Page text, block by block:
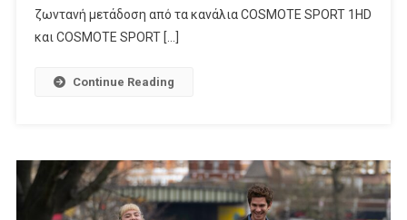
Τελικός
Του
TV
ζωντανή μετάδοση από τα κανάλια COSMOTE SPORT 1HD
και COSMOTE SPORT […]
Continue Reading